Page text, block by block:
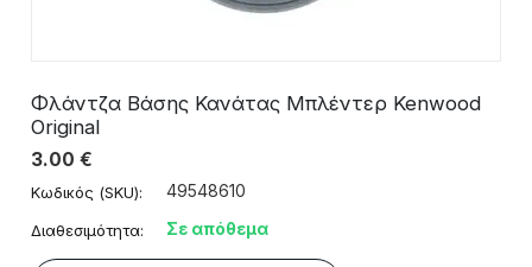
Φλάντζα Βάσης Κανάτας Μπλέντερ Kenwood
Original
3.00 €
Κωδικός (SKU): 49548610
Διαθεσιμότητα: Σε απόθεμα